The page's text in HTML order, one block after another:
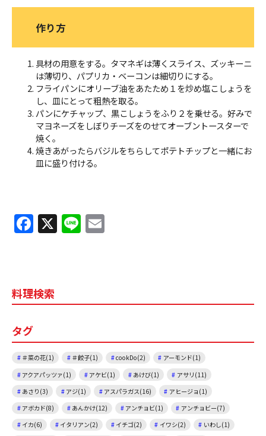
作り方
具材の用意をする。タマネギは薄くスライス、ズッキーニ
は薄切り、パプリカ・ベーコンは細切りにする。
フライパンにオリーブ油をあたため１を炒め塩こしょうを
し、皿にとって粗熱を取る。
パンにケチャップ、黒こしょうをふり２を乗せる。好みで
マヨネーズをしぼりチーズをのせてオーブントースターで
焼く。
焼きあがったらバジルをちらしてポテトチップと一緒にお
皿に盛り付ける。
F
a
b
o
k
X Li
n
料理検索
タグ
＃菜の花(1) ＃餃子(1) cookDo(2)
アーモンド(1)
アクアパッツァ(1)
アケビ(1) あけび(1)
アサリ(11)
あさり(3)
アジ(1) アスパラガス(16)
アヒージョ(1)
アボカド(8)
あんかけ(12) アンチョビ(1)
アンチョビー(7)
イカ(6)
イタリアン(2) イチゴ(2) イワシ(2)
いわし(1)